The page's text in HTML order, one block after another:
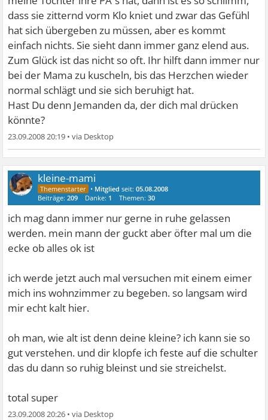
dass sie zitternd vorm Klo kniet und zwar das Gefühl
hat sich übergeben zu müssen, aber es kommt
einfach nichts. Sie sieht dann immer ganz elend aus.
Zum Glück ist das nicht so oft. Ihr hilft dann immer nur
bei der Mama zu kuscheln, bis das Herzchen wieder
normal schlägt und sie sich beruhigt hat.
Hast Du denn Jemanden da, der dich mal drücken
könnte?
23.09.2008 20:19 •
kleine-mami
• Mitglied seit:05.08.2008
Beiträge:209 Danke: 1 Themen:30
ich mag dann immer nur gerne in ruhe gelassen
werden. mein mann der guckt aber öfter mal um die
ecke ob alles ok ist
ich werde jetzt auch mal versuchen mit einem eimer
mich ins wohnzimmer zu begeben. so langsam wird
mir echt kalt hier.
oh man, wie alt ist denn deine kleine? ich kann sie so
gut verstehen. und dir klopfe ich feste auf die schulter
das du dann so ruhig bleinst und sie streichelst.
total super
23.09.2008 20:26 •